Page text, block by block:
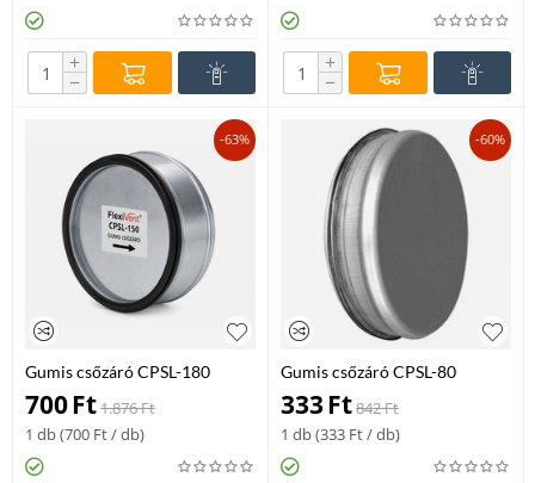
+
−
+
−
-63%
Gumis csőzáró CPSL-180
700Ft1.876Ft
1 db (700 Ft/ db)
-60%
Gumis csőzáró CPSL-80
333Ft842Ft
1 db (333 Ft/ db)